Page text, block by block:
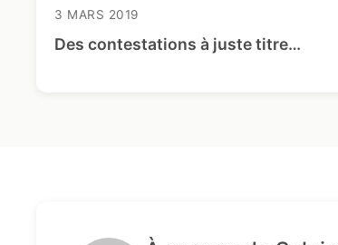
3 MARS 2019
Des contestations à juste titre…